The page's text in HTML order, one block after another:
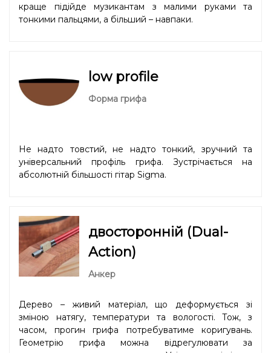
краще підійде музикантам з малими руками та
тонкими пальцями, а більший – навпаки.
low profile
Форма грифа
Не надто товстий, не надто тонкий, зручний та
універсальний профіль грифа. Зустрічається на
абсолютній більшості гітар Sigma.
двосторонній (Dual-
Action)
Анкер
Дерево – живий матеріал, що деформується зі
зміною натягу, температури та вологості. Тож, з
часом, прогин грифа потребуватиме коригувань.
Геометрію грифа можна відрегулювати за